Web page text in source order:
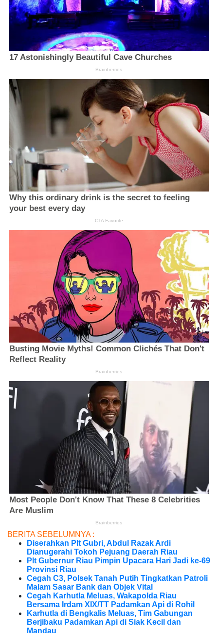
BERITA SEBELUMNYA :
Diserahkan Plt Gubri, Abdul Razak Ardi
Dianugerahi Tokoh Pejuang Daerah Riau
Plt Gubernur Riau Pimpin Upacara Hari Jadi ke-69
Provinsi Riau
Cegah C3, Polsek Tanah Putih Tingkatkan Patroli
Malam Sasar Bank dan Objek Vital
Cegah Karhutla Meluas, Wakapolda Riau
Bersama Irdam XIX/TT Padamkan Api di Rohil
Karhutla di Bengkalis Meluas, Tim Gabungan
Berjibaku Padamkan Api di Siak Kecil dan
Mandau